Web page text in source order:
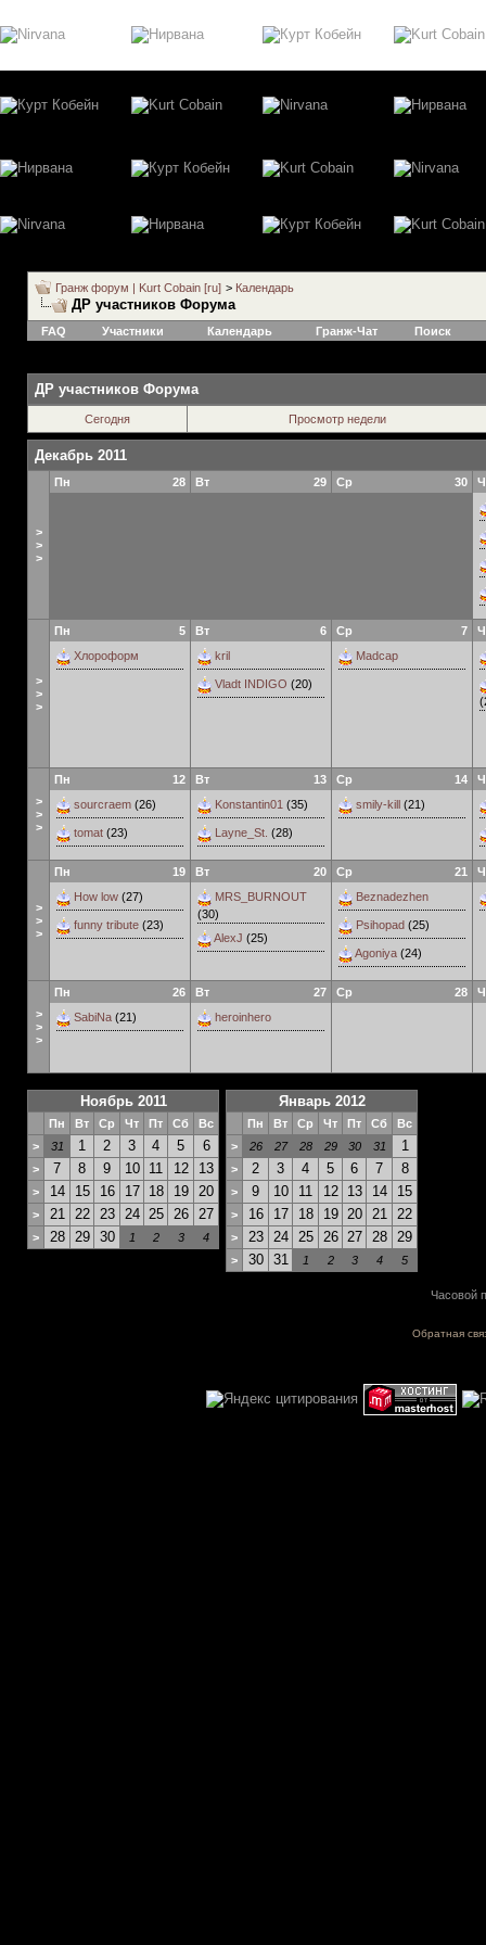
Гранж форум | Kurt Cobain [ru] > Календарь
ДР участников Форума
FAQ Участники Календарь Гранж-Чат Поиск
ДР участников Форума
Сегодня Просмотр недели
Декабрь 2011
>
>
>
28
Пн 29
Вт 30
Ср
>
>
>
5
Пн
Хлороформ
6
Вт
kril
Vladt INDIGO (20)
7
Ср
Madcap
>
>
>
12
Пн
sourcraem (26)
tomat (23)
13
Вт
Konstantin01 (35)
Layne_St. (28)
14
Ср
smily-kill (21)
>
>
>
19
Пн
How low (27)
funny tribute (23)
20
Вт
MRS_BURNOUT
(30)
AlexJ (25)
21
Ср
Beznadezhen
Psihopad (25)
Agoniya (24)
>
>
>
26
Пн
SabiNa (21)
27
Вт
heroinhero
28
Ср
Ноябрь 2011
Пн Вт Ср Чт Пт Сб
Вс
>
31 1 2 3 4 5 6
> 7 8 9 10 11 12 13
> 14 15 16 17 18 19 20
> 21 22 23 24 25 26 27
> 28 29 30 1 2 3 4
Январь 2012
Пн Вт Ср Чт Пт Сб
Вс
>
26 27 28 29 30 31 1
> 2 3 4 5 6 7 8
> 9 10 11 12 13 14 15
> 16 17 18 19 20 21 22
> 23 24 25 26 27 28 29
> 30 31 1 2 3 4 5
Часовой
Обратная